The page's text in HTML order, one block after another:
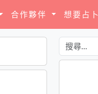
合作夥伴 想要占卜